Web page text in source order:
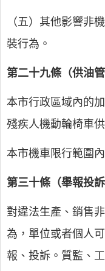
（五）其他影響非
裝行為。
第二十九條（供油管
本市行政區域內的
殘疾人機動輪椅車供
本市機車限行範圍
第三十條（舉報投訴
對違法生產、銷售
為，單位或者個人
報、投訴。質監、